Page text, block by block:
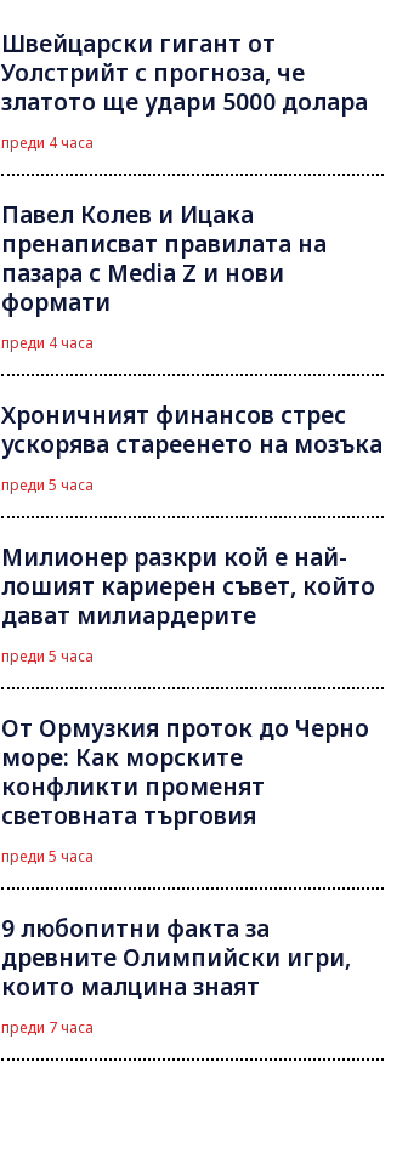
Швейцарски гигант от
Уолстрийт с прогноза, че
златото ще удари 5000 долара
преди 4 часа
Павел Колев и Ицака
пренаписват правилата на
пазара с Media Z и нови
формати
преди 4 часа
Хроничният финансов стрес
ускорява стареенето на мозъка
преди 5 часа
Милионер разкри кой е най-
лошият кариерен съвет, който
дават милиардерите
преди 5 часа
От Ормузкия проток до Черно
море: Как морските
конфликти променят
световната търговия
преди 5 часа
9 любопитни факта за
древните Олимпийски игри,
които малцина знаят
преди 7 часа